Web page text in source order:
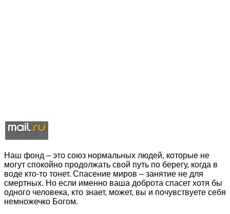
Наш фонд – это союз нормальных людей, которые не
могут спокойно продолжать свой путь по берегу, когда в
воде кто-то тонет. Спасение миров – занятие не для
смертных. Но если именно ваша доброта спасет хотя бы
одного человека, кто знает, может, вы и почувствуете себя
немножечко Богом.